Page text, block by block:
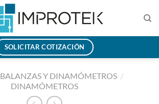
SOLICITAR COTIZACIÓN
BALANZAS Y DINAMÓMETROS /
DINAMÓMETROS